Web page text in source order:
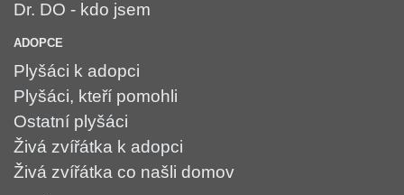
Dr. DO - kdo jsem
ADOPCE
Plyšáci k adopci
Plyšáci, kteří pomohli
Ostatní plyšáci
Živá zvířátka k adopci
Živá zvířátka co našli domov